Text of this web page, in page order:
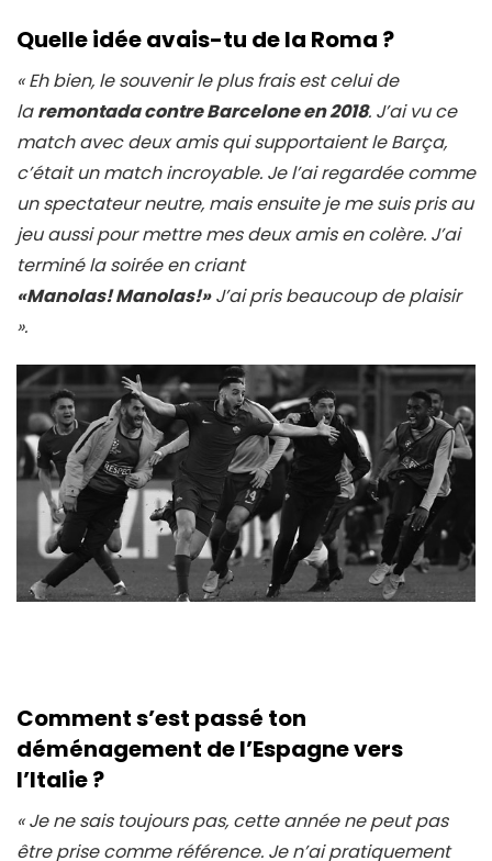
Quelle idée avais-tu de la Roma ?
« Eh bien, le souvenir le plus frais est celui de
laremontadacontre Barcelone en 2018. J’ai vu ce
match avec deux amis qui supportaient le Barça,
c’était un match incroyable. Je l’ai regardée comme
un spectateur neutre, mais ensuite je me suis pris au
jeu aussi pour mettre mes deux amis en colère. J’ai
terminé la soirée en criant
«Manolas! Manolas!»J’ai pris beaucoup de plaisir
».
Comment s’est passé ton
déménagement de l’Espagne vers
l’Italie ?
« Je ne sais toujours pas, cette année ne peut pas
être prise comme référence. Je n’ai pratiquement